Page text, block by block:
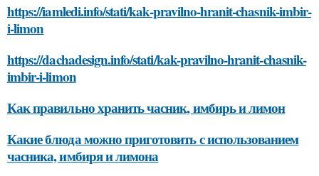
https://iamledi.info/stati/kak-pravilno-hranit-chasnik-imbir-
i-limon
https://dachadesign.info/stati/kak-pravilno-hranit-chasnik-
imbir-i-limon
Как правильно хранить часник, имбирь и лимон
Какие блюда можно приготовить с использованием
часника, имбиря и лимона